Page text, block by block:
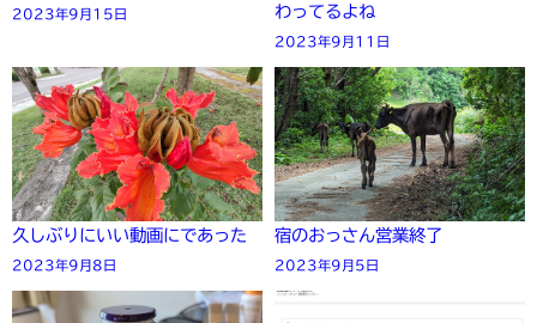
2023年9月15日
わってるよね
2023年9月11日
久しぶりにいい動画にであった
2023年9月8日
宿のおっさん営業終了
2023年9月5日